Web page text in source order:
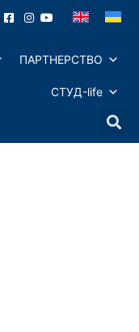
ПАРТНЕРСТВО
СТУД-life